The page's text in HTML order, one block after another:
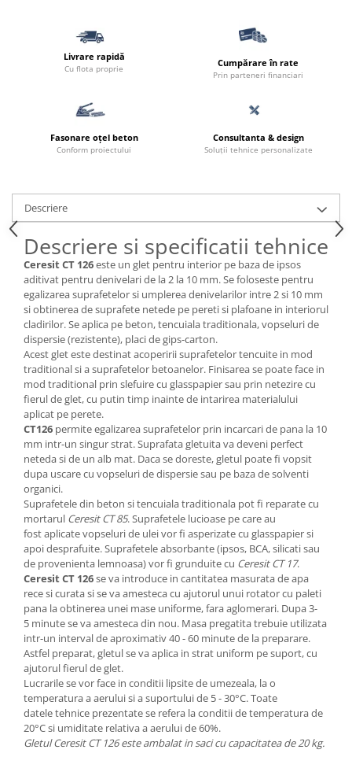
Boltari finisati
Bordura piscina
Contratreapta
Delimitari
Jardiniere
Mobilier modular
Pas Japonez
Pervaz geam piatra compozita
Placi ceramice de exterior
Produse auxiliare
Rigole
Trepte
Gresie si faianta
Faianta
Gresie
Piatra decorativa
Accesorii distribuitoare
Acoperis
Accesorii tigla/tabla
Tabla cutata
Tigla ceramica
Tigla metalica
Amenajari interioare
BCA
Boltari din beton
Caramida
Caramida aparenta
Caramida Porotherm
Cărămidă Brikston
Livrare rapidă
Cu flota proprie Cumpărare în rate
Prin parteneri financiari
Fasonare oțel beton
Conform proiectului
Consultanta & design
Soluții tehnice personalizate
Descriere
Descriere si specificatii tehnice
Ceresit CT 126este un glet pentru interior pe baza de ipsos
aditivat pentru denivelari de la 2 la 10 mm. Se foloseste pentru
egalizarea suprafetelor si umplerea denivelarilor intre 2 si 10 mm
si obtinerea de suprafete netede pe pereti si plafoane in interiorul
cladirilor. Se aplica pe beton, tencuiala traditionala, vopseluri de
dispersie (rezistente), placi de gips-carton.
Acest glet este destinat acoperirii suprafetelor tencuite in mod
traditional si a suprafetelor betoanelor. Finisarea se poate face in
mod traditional prin slefuire cu glasspapier sau prin netezire cu
fierul de glet, cu putin timp inainte de intarirea materialului
aplicat pe perete.
CT126 permite egalizarea suprafetelor prin incarcari de pana la 10
mm intr-un singur strat. Suprafata gletuita va deveni perfect
neteda si de un alb mat. Daca se doreste, gletul poate fi vopsit
dupa uscare cu vopseluri de dispersie sau pe baza de solventi
organici.
Suprafetele din beton si tencuiala traditionala pot fi reparate cu
mortarul Ceresit CT 85. Suprafetele lucioase pe care au
fost aplicate vopseluri de ulei vor fi asperizate cu glasspapier si
apoi desprafuite. Suprafetele absorbante (ipsos, BCA, silicati sau
de provenienta lemnoasa) vor fi grunduite cu Ceresit CT 17.
Ceresit CT 126se va introduce in cantitatea masurata de apa
rece si curata si se va amesteca cu ajutorul unui rotator cu paleti
pana la obtinerea unei mase uniforme, fara aglomerari. Dupa 3-
5 minute se va amesteca din nou. Masa pregatita trebuie utilizata
intr-un interval de aproximativ 40 - 60 minute de la preparare.
Astfel preparat, gletul se va aplica in strat uniform pe suport, cu
ajutorul fierul de glet.
Lucrarile se vor face in conditii lipsite de umezeala, la o
temperatura a aerului si a suportului de 5 - 30°C. Toate
datele tehnice prezentate se refera la conditii de temperatura de
20°C si umiditate relativa a aerului de 60%.
Gletul Ceresit CT 126 este ambalat in saci cu capacitatea de 20 kg.